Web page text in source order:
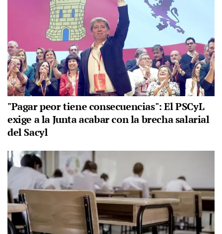
"Pagar peor tiene consecuencias": El PSCyL
exige a la Junta acabar con la brecha salarial
del Sacyl